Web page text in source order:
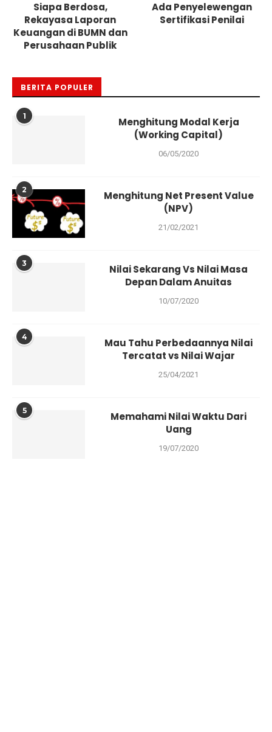
Siapa Berdosa,
Rekayasa Laporan
Keuangan di BUMN dan
Perusahaan Publik
Ada Penyelewengan
Sertifikasi Penilai
BERITA POPULER
1
Menghitung Modal Kerja
(Working Capital)
06/05/2020
2
Menghitung Net Present Value
(NPV)
21/02/2021
3
Nilai Sekarang Vs Nilai Masa
Depan Dalam Anuitas
10/07/2020
4
Mau Tahu Perbedaannya Nilai
Tercatat vs Nilai Wajar
25/04/2021
5
Memahami Nilai Waktu Dari
Uang
19/07/2020